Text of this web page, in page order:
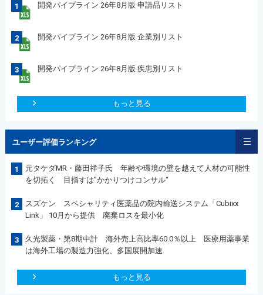
1 開発パイプライン 26年8月版 申請品リスト
2 開発パイプライン 26年8月版 企業別リスト
3 開発パイプライン 26年8月版 疾患別リスト
もっと見る
ユーザー評価ランキング
1
元タケダMR・藤田祥子氏 年齢や環境の壁を越えて人材の可能性
を切拓く 目指すは”かかりつけコンサル“
2
スズケン スペシャリティ医薬品の院内輸送システム「Cubixx
Link」 10月から提供 廃棄ロスを最小化
3
久光製薬・第8期中計 海外売上高比率60.0％以上 医療用薬事業
は海外工場の製造力強化、多国展開加速
もっと見る